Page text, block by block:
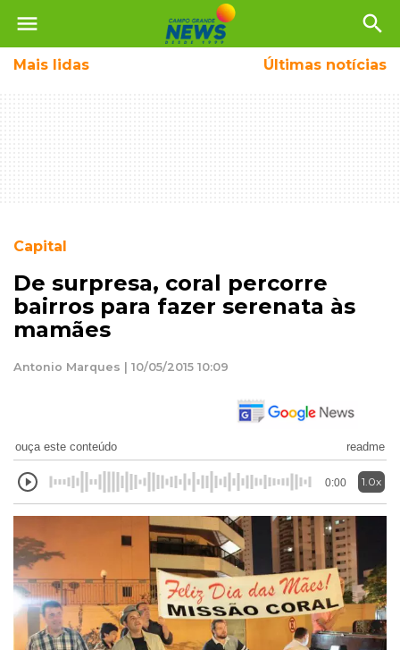
menu search
Mais lidas Últimas notícias
Capital
De surpresa, coral percorre
bairros para fazer serenata às
mamães
Antonio Marques | 10/05/2015 10:09
ouça este conteúdo readme
0:00 1.0x